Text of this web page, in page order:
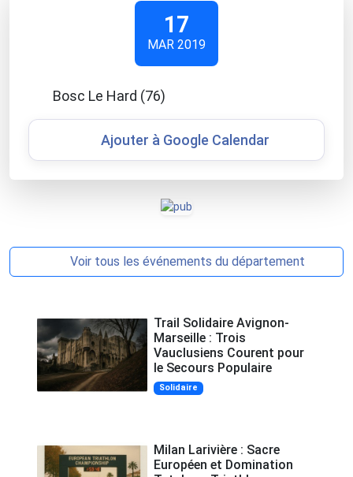
17
MAR 2019
Bosc Le Hard (76)
Ajouter à Google Calendar
Voir tous les événements du département
Trail Solidaire Avignon-
Marseille : Trois
Vauclusiens Courent pour
le Secours Populaire
Solidaire
Milan Larivière : Sacre
Européen et Domination